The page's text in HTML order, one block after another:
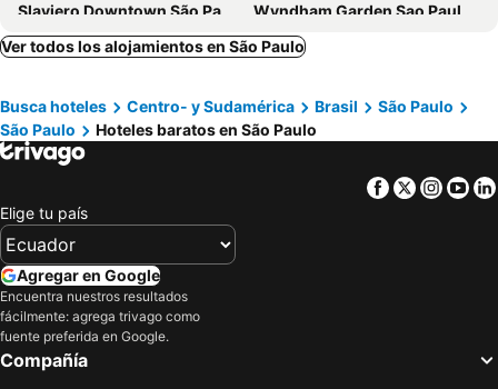
Slaviero Downtown São Paulo
Wyndham Garden Sao Paulo Convention Nortel
ibis budget SP Centro São João
Hotel Euro Suite São Paulo by Nacional Inn
San Raphael Hotel
Hotel Bourbon Convention Ibirapuera
Melia Ibirapuera
Hotel Family
Transamerica Prime International Plaza
Meliá Jardim Europa
Mercure Sao Paulo Bela Vista
Daher Center Hotel
Hotel América do Sul
Higienopolis Residence
ibis budget São Paulo Paulista
Nacional Inn Jaraguá
Ver todos los alojamientos en São Paulo
Busca hoteles Centro- y Sudamérica Brasil
São Paulo
São Paulo
Hoteles baratos en São Paulo
Facebook
Twitter
Elige tu país
Agregar en Google
Encuentra nuestros resultados
fácilmente: agrega trivago como
fuente preferida en Google.
Compañía